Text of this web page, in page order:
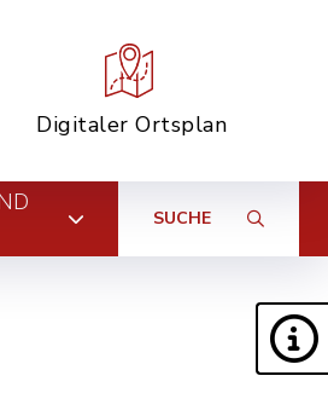
Digitaler Ortsplan
SUCHE